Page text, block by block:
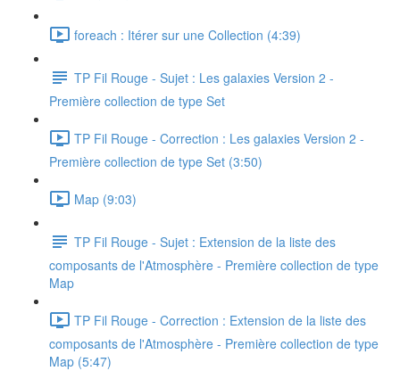
foreach : Itérer sur une Collection (4:39)
TP Fil Rouge - Sujet : Les galaxies Version 2 -
Première collection de type Set
TP Fil Rouge - Correction : Les galaxies Version 2 -
Première collection de type Set (3:50)
Map (9:03)
TP Fil Rouge - Sujet : Extension de la liste des
composants de l'Atmosphère - Première collection de type
Map
TP Fil Rouge - Correction : Extension de la liste des
composants de l'Atmosphère - Première collection de type
Map (5:47)